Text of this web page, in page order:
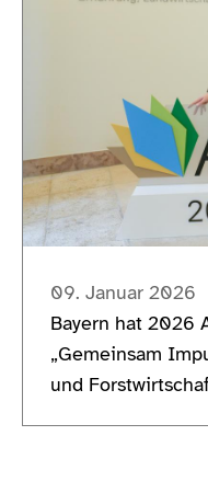
09. Januar 2026
Bayern hat 2026
„Gemeinsam
und